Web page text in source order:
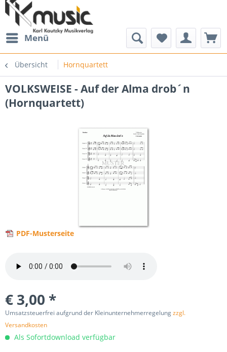
Menü
Übersicht Hornquartett
VOLKSWEISE - Auf der Alma drob´n
(Hornquartett)
PDF-Musterseite
€ 3,00 *
Umsatzsteuerfrei aufgrund der Kleinunternehmerregelungzzgl.
Versandkosten
Als Sofortdownload verfügbar